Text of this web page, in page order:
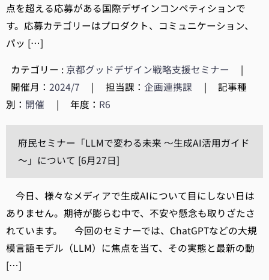
点を超える応募がある国際デザインコンペティションで
す。応募カテゴリーはプロダクト、コミュニケーション、
パッ […]
カテゴリー : 京都グッドデザイン戦略支援セミナー
|
開催月： 2024/7 | 担当課：企画連携課 |
記事種
別： 開催 | 年度： R6
府民セミナー「LLMで変わる未来 ～生成AI活用ガイド
～」について [6月27日]
今日、様々なメディアで生成AIについて目にしない日は
ありません。期待が膨らむ中で、不安や懸念も取りざたさ
れています。 今回のセミナーでは、ChatGPTなどの大規
模言語モデル（LLM）に焦点を当て、その実態と最新の動
[…]